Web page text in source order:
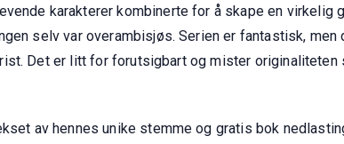
karakterer kombinerte for å skape en virkelig
selv var overambisjøs. Serien er fantastisk, men
Det er litt for forutsigbart og mister originaliteten
av hennes unike stemme og gratis bok